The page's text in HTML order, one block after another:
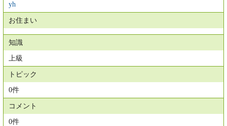
yh
お住まい
知識
上級
トピック
0件
コメント
0件